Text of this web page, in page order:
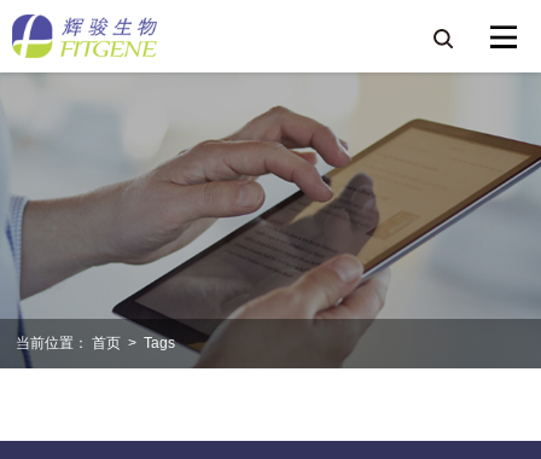
当前位置： 首页 > Tags